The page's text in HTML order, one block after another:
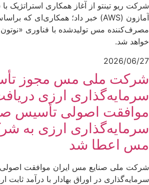
شرکت ریو تینتو از آغاز همکاری
خواهد شد.
2026/06/27
شرکت ملی مس مجوز
سرمایه‌گذاری ارزی
موافقت اصولی تأسیس
سرمایه‌گذاری ارزی به
مس اعطا شد
شرکت ملی صنایع مس ایران موافقت
سرمایه‌گذاری در اوراق بهادار با درآمد ثابت